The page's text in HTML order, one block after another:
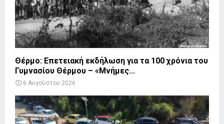
Θέρμο: Επετειακή εκδήλωση για τα 100 χρόνια του
Γυμνασίου Θέρμου – «Μνήμες...
6 Αυγούστου 2026